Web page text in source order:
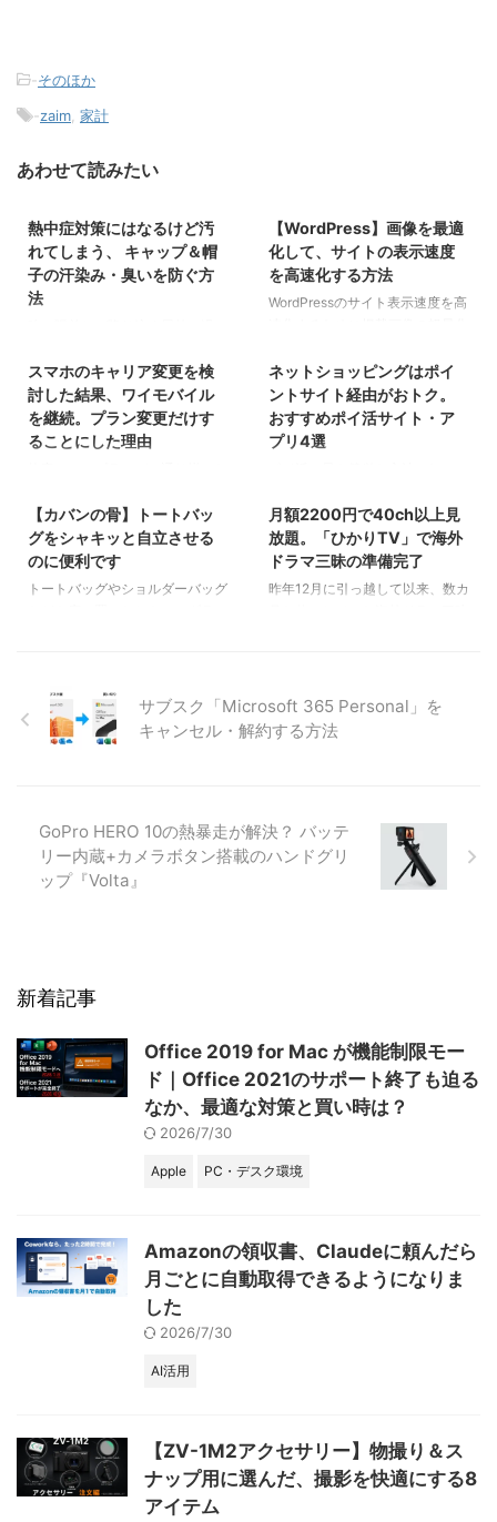
-そのほか
-zaim, 家計
あわせて読みたい
そのほか
熱中症対策にはなるけど汚
れてしまう、 キャップ＆帽
子の汗染み・臭いを防ぐ方
法
策。 キャップや帽子、バンダ
ナ、日傘などで直射日光を避け
て、体感温度を下げるのも1つの
方法です。 でも気になるのが、
だけではなく、ファッションとし
て楽しむアイテムでもあるので、
できることなら汗染みによる汚れ
や臭いを避けて、いつでも清潔な
状態で被りたいものです。 そこ
です ...
そのほか
【WordPress】画像を最適
化して、サイトの表示速度
を高速化する方法
WordPressのサイト表示速度を高
そのほか
スマホのキャリア変更を検
討した結果、ワイモバイル
を継続。プラン変更だけす
ることにした理由
なるのか、調べてみました。
そのほか
ネットショッピングはポイ
ントサイト経由がおトク。
おすすめポイ活サイト・ア
プリ4選
介。買い物をするだけでポイント
が貯まる・使える方法とは？
そのほか
【カバンの骨】トートバッ
グをシャキッと自立させる
のに便利です
トートバッグやショルダーバッグ
き場所に困ったことはありません
か？ ということで、困ったこと
が何度もあったので、Amazonで
骨：バッグ底の周囲を囲むパーツ
×2 ・横骨：2つの大骨をつなぐパ
ーツ×2 ・底ゴム：大骨1つずつに
そのほか
月額2200円で40ch以上見
放題。「ひかりTV」で海外
ドラマ三昧の準備完了
昨年12月に引っ越して以来、数カ
dポイント（期間・用途限定）を
プレゼント」「ひかりTVはじめ
て割＝新規入会で24カ月目まで
会なので上記すべての特典の対象
となり、J:COMやスカパーより
だんぜんお得に番組視聴を楽しむ
サブスク「Microsoft 365 Personal」を
キャンセル・解約する方法
GoPro HERO 10の熱暴走が解決？ バッテ
リー内蔵+カメラボタン搭載のハンドグリ
ップ『Volta』
新着記事
Office 2019 for Mac が機能制限モー
ド｜Office 2021のサポート終了も迫る
なか、最適な対策と買い時は？
2026/7/30
Apple PC・デスク環境
Amazonの領収書、Claudeに頼んだら
月ごとに自動取得できるようになりま
した
2026/7/30
AI活用
【ZV-1M2アクセサリー】物撮り＆ス
ナップ用に選んだ、撮影を快適にする8
アイテム